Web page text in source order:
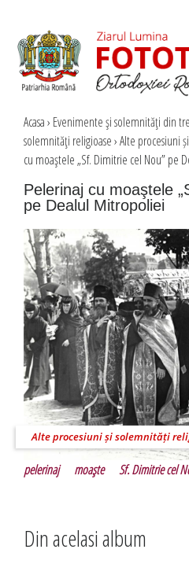
Acasa› Evenimente şi solemnităţi din
solemnităţi religioase›Alte procesiuni
cu moaştele „Sf. Dimitrie cel Nou” pe
Pelerinaj cu moaştele
pe Dealul Mitropoliei
Alte procesiuni și solemnități
pelerinaj moaşte Sf. Dimitrie cel
Din acelasi album